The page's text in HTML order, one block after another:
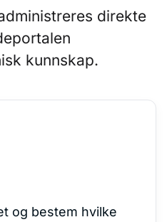
direkte
kunnskap.
og bestem hvilke